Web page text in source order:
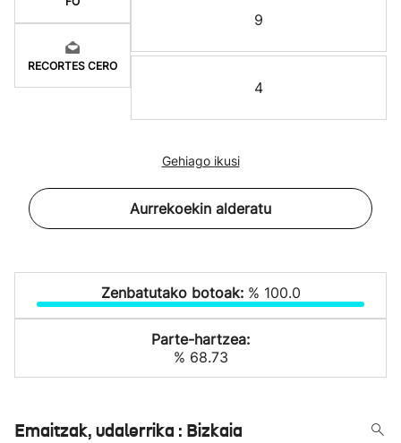
RECORTES CERO
9
4
Gehiago ikusi
Aurrekoekin alderatu
Zenbatutako botoak: % 100.0
Parte-hartzea:
% 68.73
Emaitzak, udalerrika : Bizkaia